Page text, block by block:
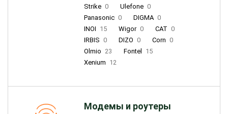
Strike 0 Ulefone 0
Panasonic 0 DIGMA 0
INOI 15 Wigor 0 CAT 0
IRBIS 0 DIZO 0 Corn 0
Olmio 23 Fontel
15
Xenium 12
Модемы и роутеры